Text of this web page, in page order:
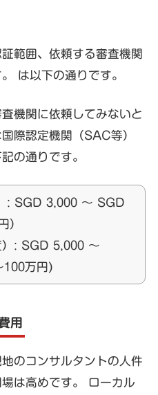
範囲、依頼する審査機関
は以下の通りです。
機関に依頼してみないと
際認定機関（SAC等）
の通りです。
: SGD 3,000 ～ SGD
）
）: SGD 5,000 ～
100万円)
用
のコンサルタントの人件
は高めです。 ローカル